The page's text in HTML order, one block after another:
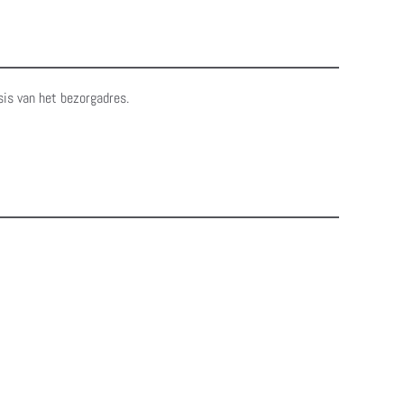
van het bezorgadres.